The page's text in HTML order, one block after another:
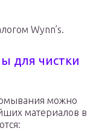
Wynn’s.
для чистки
можно
материалов в